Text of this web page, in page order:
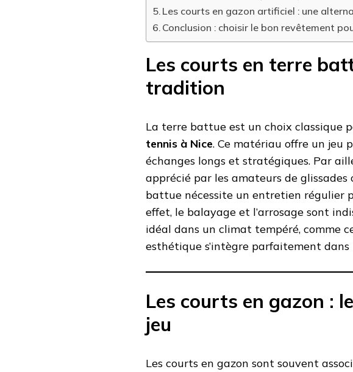
Les courts en gazon artificiel : une
Conclusion : choisir le bon revêtement
Les courts en terre
tradition
La terre battue est un choix classique
tennis à Nice. Ce matériau offre un jeu
échanges longs et stratégiques. Par
apprécié par les amateurs de
battue nécessite un entretien régulier
effet, le balayage et l’arrosage sont
idéal dans un climat tempéré, comme
esthétique s’intègre parfaitement
Les courts en gazon :
jeu
Les courts en gazon sont souvent